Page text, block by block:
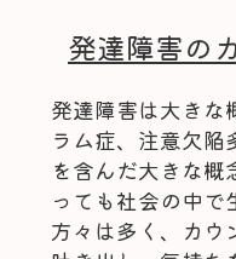
発達障害の
発達障害は大きな
ラム症、注意欠
を含んだ大きな概
っても社会の中で
方々は多く、カウ